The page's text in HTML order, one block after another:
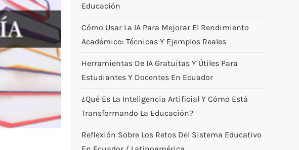
Educación
Cómo Usar La IA Para Mejorar El Rendimiento
Académico: Técnicas Y Ejemplos Reales
Herramientas De IA Gratuitas Y Útiles Para
Estudiantes Y Docentes En Ecuador
¿Qué Es La Inteligencia Artificial Y Cómo Está
Transformando La Educación?
Reflexión Sobre Los Retos Del Sistema Educativo